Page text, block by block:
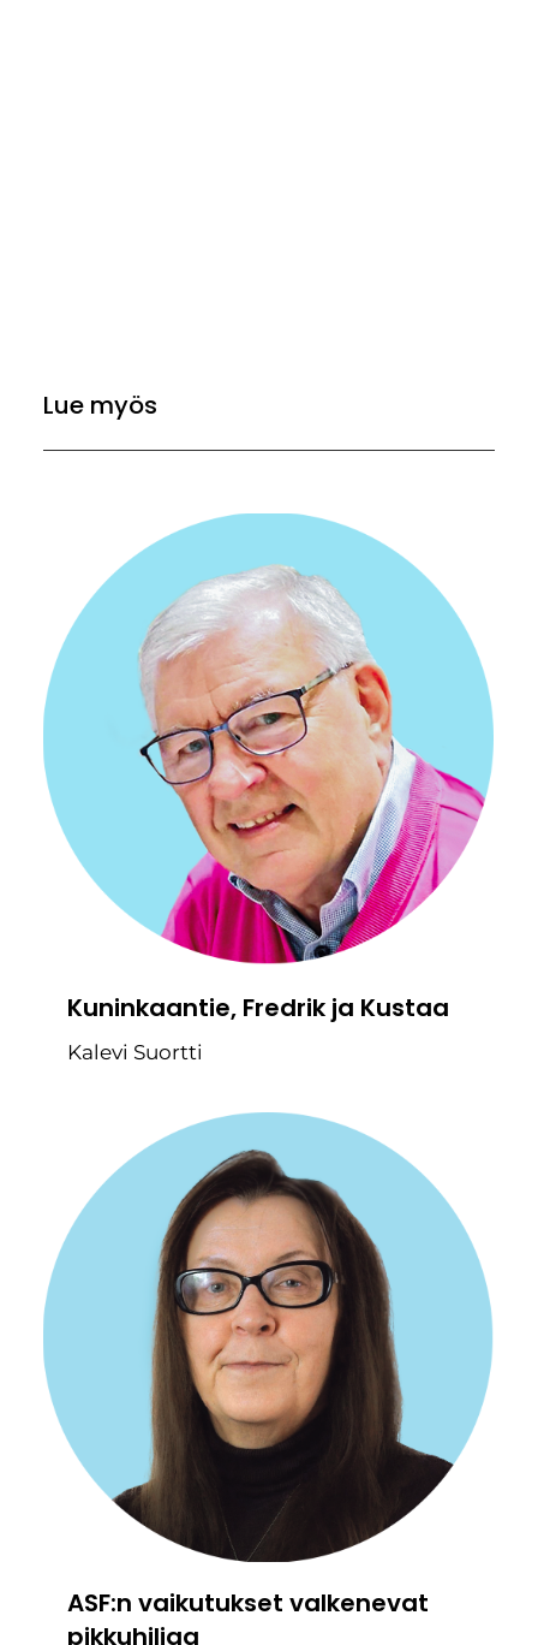
Lue myös
Kuninkaantie, Fredrik ja Kustaa
Kalevi Suortti
ASF:n vaikutukset valkenevat
pikkuhiljaa